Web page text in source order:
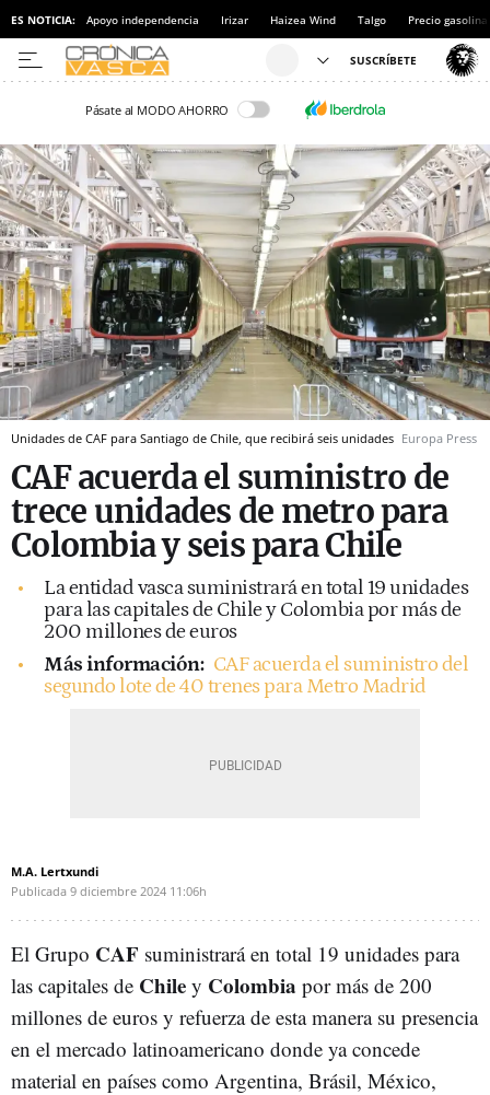
ES NOTICIA: Apoyo independencia Irizar Haizea Wind Talgo Precio gasolina
Pásate al MODO AHORRO
Unidades de CAF para Santiago de Chile, que recibirá seis unidades Europa Press
CAF acuerda el suministro de
trece unidades de metro para
Colombia y seis para Chile
La entidad vasca suministrará en total 19 unidades
para las capitales de Chile y Colombia por más de
200 millones de euros
Más información: CAF acuerda el suministro del
segundo lote de 40 trenes para Metro Madrid
M.A. Lertxundi
Publicada 9 diciembre 2024 11:06h
El Grupo CAF suministrará en total 19 unidades para
las capitales de Chile y Colombia por más de 200
millones de euros y refuerza de esta manera su presencia
en el mercado latinoamericano donde ya concede
material en países como Argentina, Brásil, México,